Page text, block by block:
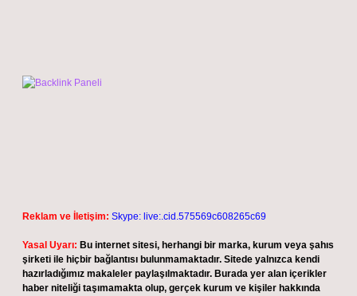
Reklam ve İletişim: Skype: live:.cid.575569c608265c69
Yasal Uyarı: Bu internet sitesi, herhangi bir marka, kurum veya şahıs
şirketi ile hiçbir bağlantısı bulunmamaktadır. Sitede yalnızca kendi
hazırladığımız makaleler paylaşılmaktadır. Burada yer alan içerikler
haber niteliği taşımamakta olup, gerçek kurum ve kişiler hakkında